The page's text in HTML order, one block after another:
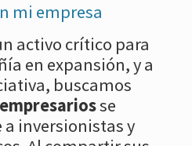
mi empresa
activo crítico para
en expansión, y a
buscamos
se
inversionistas y